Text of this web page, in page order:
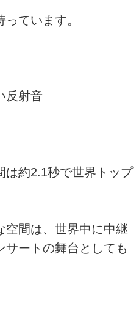
ています。
反射音
は約2.1秒で世界トップ
空間は、世界中に中継
サートの舞台としても